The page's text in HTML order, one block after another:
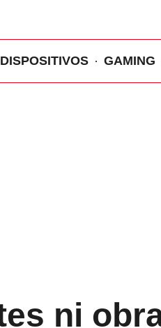
DISPOSITIVOS GAMING
ni